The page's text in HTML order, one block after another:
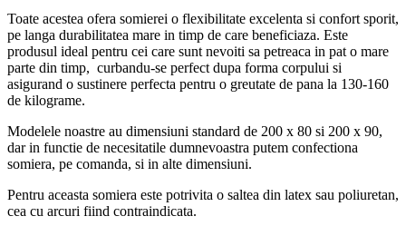
Toate acestea ofera somierei o flexibilitate excelenta si confort sporit,
pe langa durabilitatea mare in timp de care beneficiaza. Este
produsul ideal pentru cei care sunt nevoiti sa petreaca in pat o mare
parte din timp, curbandu-se perfect dupa forma corpului si
asigurand o sustinere perfecta pentru o greutate de pana la 130-160
de kilograme.
Modelele noastre au dimensiuni standard de 200 x 80 si 200 x 90,
dar in functie de necesitatile dumnevoastra putem confectiona
somiera, pe comanda, si in alte dimensiuni.
Pentru aceasta somiera este potrivita o saltea din latex sau poliuretan,
cea cu arcuri fiind contraindicata.